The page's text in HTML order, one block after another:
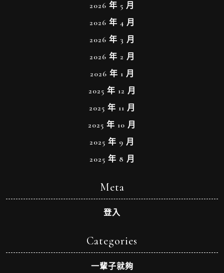
2026 年 5 月
2026 年 4 月
2026 年 3 月
2026 年 2 月
2026 年 1 月
2025 年 12 月
2025 年 11 月
2025 年 10 月
2025 年 9 月
2025 年 8 月
Meta
登入
Categories
一輩子就夠